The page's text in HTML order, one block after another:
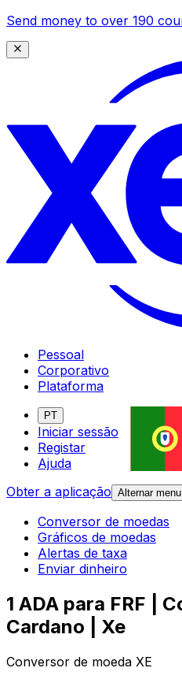
Send money to over 190
Pessoal
Corporativo
Plataforma
PT
Iniciar sessão
Registar
Ajuda
Obter a aplicação Alternar menu
Conversor de moedas
Gráficos de moedas
Alertas de taxa
Enviar dinheiro
1 ADA para FRF |
Cardano | Xe
Conversor de moeda XE